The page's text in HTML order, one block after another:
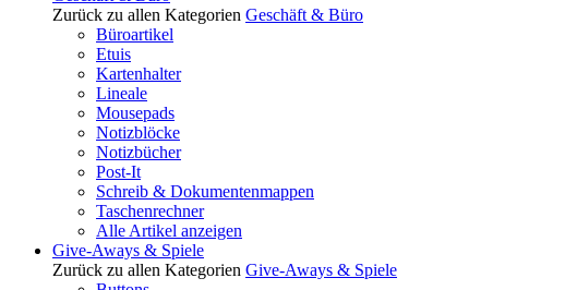
Zurück zu allen Kategorien Geschäft & Büro
Büroartikel
Etuis
Kartenhalter
Lineale
Mousepads
Notizblöcke
Notizbücher
Post-It
Schreib & Dokumentenmappen
Taschenrechner
Alle Artikel anzeigen
Give-Aways & Spiele
Zurück zu allen Kategorien Give-Aways & Spiele